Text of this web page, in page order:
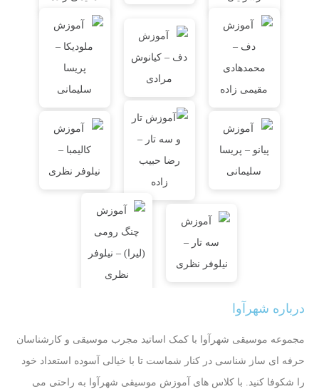
درباره شهرآوا
مجموعه موسیقی شهرآوا با کمک اساتید مجرب موسیقی و کارشناسان
حرفه ای ساز شناسی در کنار شماست تا با خیالی آسوده استعداد خود
را شکوفا کنید. با کلاس های آموزش موسیقی شهرآوا به راحتی می